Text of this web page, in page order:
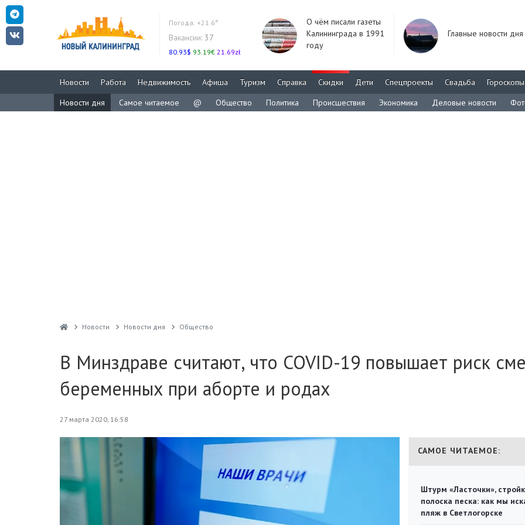
Погода: +21.6°
Вакансии: 37
80.93$ 93.19€ 21.69zł
О чём писали газеты
Калининграда в 1991
году
Главные новости дня
Новости Работа Недвижимость Афиша Туризм Справка Скидки Дети Спецпроекты Свадьба
Гороскопы
Новости дня
Самое читаемое @ Общество Политика Происшествия Экономика Деловые новости
Новости Новости дня Общество
В Минздраве считают, что COVID-19 повышает риск
беременных при аборте и родах
27 марта 2020, 16:58
САМОЕ ЧИТАЕМОЕ:
Штурм «Ласточки»,
полоска песка: как мы
пляж в Светлогорске